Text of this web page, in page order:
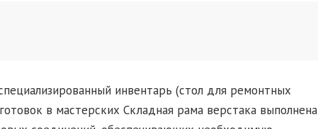
инвентарь (стол для ремонтных
в мастерских Складная рама верстака выполнена